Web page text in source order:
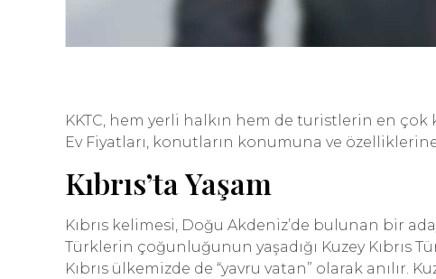
KKTC, hem yerli halkın hem de turistlerin en çok
Ev Fiyatları, konutların konumuna ve
Kıbrıs’ta Yaşam
Kıbrıs kelimesi, Doğu Akdeniz’de bulunan bir
Türklerin çoğunluğunun yaşadığı Kuzey Kıbrıs
Kıbrıs ülkemizde de “yavru vatan” olarak anılır.